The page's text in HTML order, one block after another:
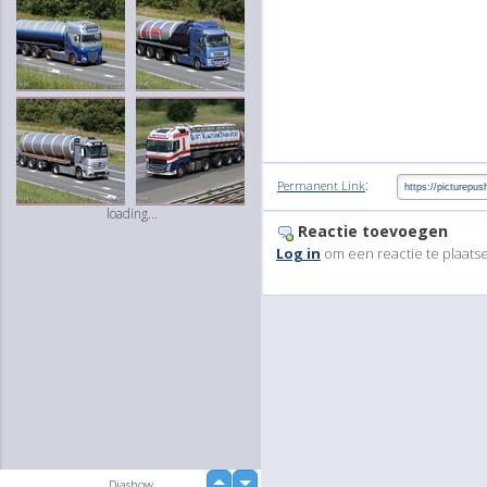
loading...
Permanent Link:
Reactie toevoegen
Log in om een reactie te